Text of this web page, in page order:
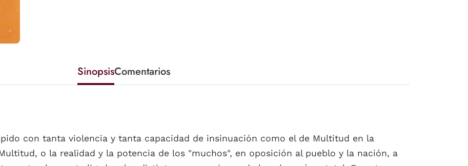
SinopsisComentarios
con tanta violencia y tanta capacidad de insinuación como el de Multitud en la
o la realidad y la potencia de los "muchos", en oposición al pueblo y la nación, a